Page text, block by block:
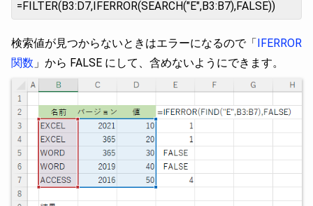
=FILTER(B3:D7,IFERROR(SEARCH("E",B3:B7),FALSE))
検索値が見つからないときはエラーになるので「IFERROR
関数 」から FALSE にして、含めないようにできます。